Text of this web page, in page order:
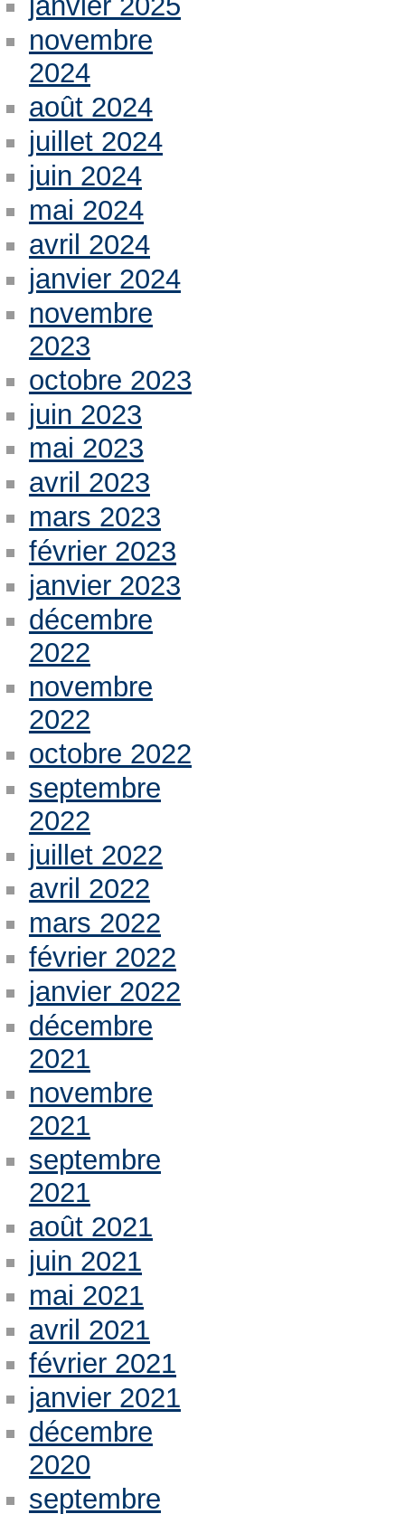
novembre
2024
août 2024
juillet 2024
juin 2024
mai 2024
avril 2024
janvier 2024
novembre
2023
octobre 2023
juin 2023
mai 2023
avril 2023
mars 2023
février 2023
janvier 2023
décembre
2022
novembre
2022
octobre 2022
septembre
2022
juillet 2022
avril 2022
mars 2022
février 2022
janvier 2022
décembre
2021
novembre
2021
septembre
2021
août 2021
juin 2021
mai 2021
avril 2021
février 2021
janvier 2021
décembre
2020
septembre